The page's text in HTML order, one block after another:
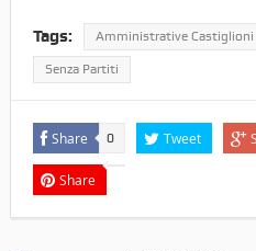
Tags: Amministrative Castiglioni
Senza Partiti
Share 0 Tweet
Share